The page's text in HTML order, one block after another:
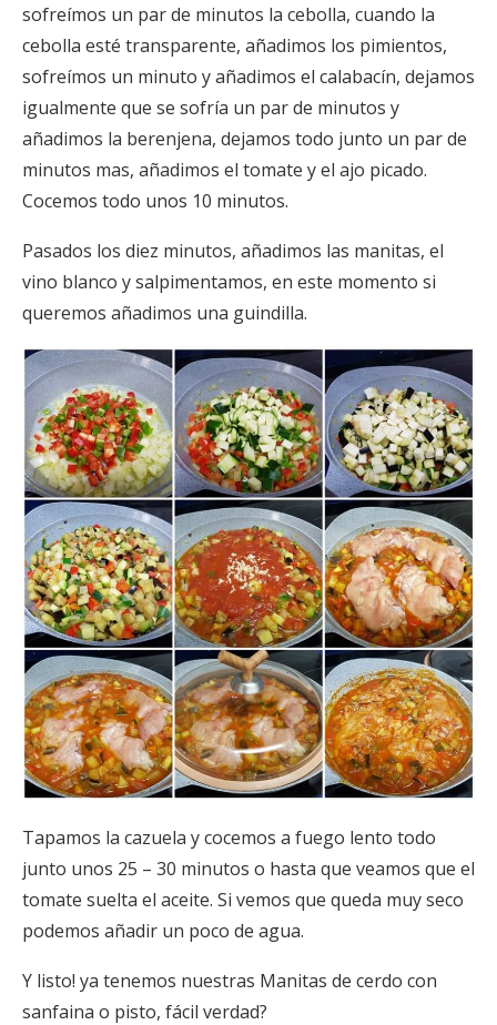
sofreímos un par de minutos la cebolla, cuando la
cebolla esté transparente, añadimos los pimientos,
sofreímos un minuto y añadimos el calabacín, dejamos
igualmente que se sofría un par de minutos y
añadimos la berenjena, dejamos todo junto un par de
minutos mas, añadimos el tomate y el ajo picado.
Cocemos todo unos 10 minutos.
Pasados los diez minutos, añadimos las manitas, el
vino blanco y salpimentamos, en este momento si
queremos añadimos una guindilla.
Tapamos la cazuela y cocemos a fuego lento todo
junto unos 25 – 30 minutos o hasta que veamos que el
tomate suelta el aceite. Si vemos que queda muy seco
podemos añadir un poco de agua.
Y listo! ya tenemos nuestras Manitas de cerdo con
sanfaina o pisto, fácil verdad?